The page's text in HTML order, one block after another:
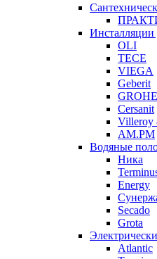
Инсталляции
OLI
TECE
VIEGA
Geberit
GROHE
Cersanit
Villeroy
AM.PM
Водяные
Ника
Energy
Secado
Grota
Atlantic